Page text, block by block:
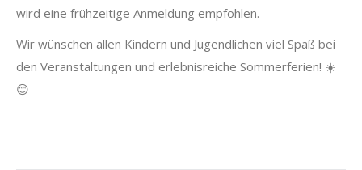
wird eine frühzeitige Anmeldung empfohlen.
Wir wünschen allen Kindern und Jugendlichen viel Spaß bei
den Veranstaltungen und erlebnisreiche Sommerferien! ☀️
😊